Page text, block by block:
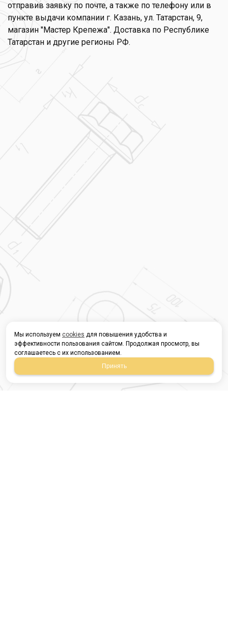
отправив заявку по почте, а также по телефону или в
пункте выдачи компании г. Казань, ул. Татарстан, 9,
магазин "Мастер Крепежа". Доставка по Республике
Татарстан и другие регионы РФ.
Мы используем cookies для повышения удобства и
эффективности пользования сайтом. Продолжая просмотр, вы
соглашаетесь с их использованием.
Принять